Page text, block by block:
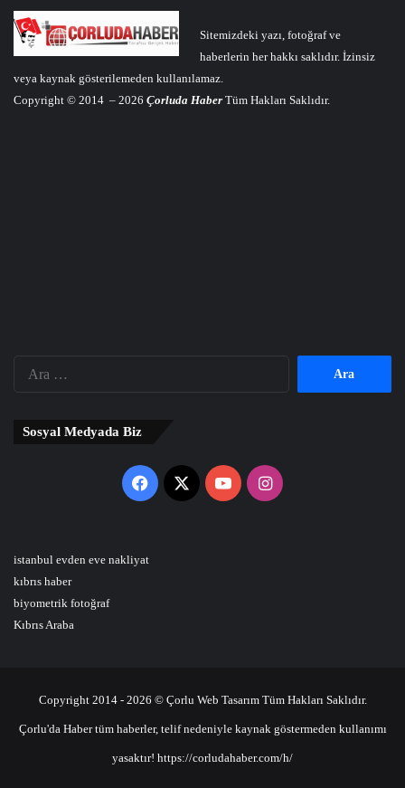
Sitemizdeki yazı, fotoğraf ve
haberlerin her hakkı saklıdır. İzinsiz
veya kaynak gösterilemeden kullanılamaz.
Copyright © 2014 – 2026 Çorluda Haber Tüm Hakları Saklıdır.
Sosyal Medyada Biz
Facebook
X YouTubeInstagram
istanbul evden eve nakliyat
kıbrıs haber
biyometrik fotoğraf
Kıbrıs Araba
Copyright 2014 - 2026 © Çorlu Web Tasarım Tüm Hakları Saklıdır.
Çorlu'da Haber tüm haberler, telif nedeniyle kaynak göstermeden kullanımı
yasaktır! https://corludahaber.com/h/